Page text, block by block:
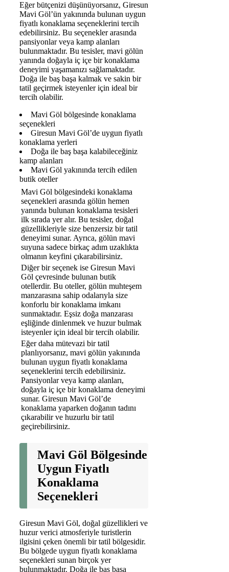
Eğer bütçenizi düşünüyorsanız, Giresun
Mavi Göl’ün yakınında bulunan uygun
fiyatlı konaklama seçeneklerini tercih
edebilirsiniz. Bu seçenekler arasında
pansiyonlar veya kamp alanları
bulunmaktadır. Bu tesisler, mavi gölün
yanında doğayla iç içe bir konaklama
deneyimi yaşamanızı sağlamaktadır.
Doğa ile baş başa kalmak ve sakin bir
tatil geçirmek isteyenler için ideal bir
tercih olabilir.
Mavi Göl bölgesinde konaklama
seçenekleri
Giresun Mavi Göl’de uygun fiyatlı
konaklama yerleri
Doğa ile baş başa kalabileceğiniz
kamp alanları
Mavi Göl yakınında tercih edilen
butik oteller
Mavi Göl bölgesindeki konaklama
seçenekleri arasında gölün hemen
yanında bulunan konaklama tesisleri
ilk sırada yer alır. Bu tesisler, doğal
güzellikleriyle size benzersiz bir tatil
deneyimi sunar. Ayrıca, gölün mavi
suyuna sadece birkaç adım uzaklıkta
olmanın keyfini çıkarabilirsiniz.
Diğer bir seçenek ise Giresun Mavi
Göl çevresinde bulunan butik
otellerdir. Bu oteller, gölün muhteşem
manzarasına sahip odalarıyla size
konforlu bir konaklama imkanı
sunmaktadır. Eşsiz doğa manzarası
eşliğinde dinlenmek ve huzur bulmak
isteyenler için ideal bir tercih olabilir.
Eğer daha mütevazi bir tatil
planlıyorsanız, mavi gölün yakınında
bulunan uygun fiyatlı konaklama
seçeneklerini tercih edebilirsiniz.
Pansiyonlar veya kamp alanları,
doğayla iç içe bir konaklama deneyimi
sunar. Giresun Mavi Göl’de
konaklama yaparken doğanın tadını
çıkarabilir ve huzurlu bir tatil
geçirebilirsiniz.
Mavi Göl Bölgesinde
Uygun Fiyatlı
Konaklama
Seçenekleri
Giresun Mavi Göl, doğal güzellikleri ve
huzur verici atmosferiyle turistlerin
ilgisini çeken önemli bir tatil bölgesidir.
Bu bölgede uygun fiyatlı konaklama
seçenekleri sunan birçok yer
bulunmaktadır. Doğa ile baş başa